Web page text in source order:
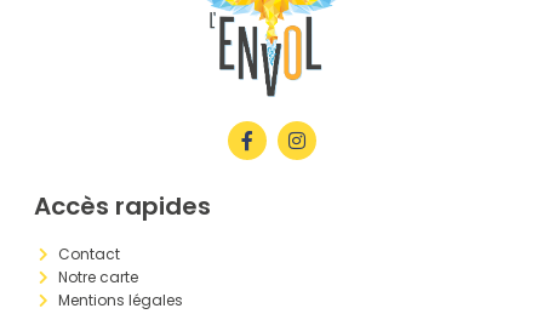
Accès rapides
Contact
Notre carte
Mentions légales